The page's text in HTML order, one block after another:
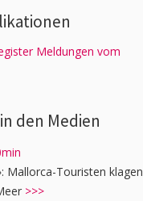
Meldungen vom
den Medien
Mallorca-Touristen klagen
>>>